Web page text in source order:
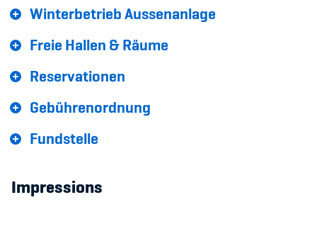
Winterbetrieb Aussenanlage
Freie Hallen & Räume
Reservationen
Gebührenordnung
Fundstelle
Impressions